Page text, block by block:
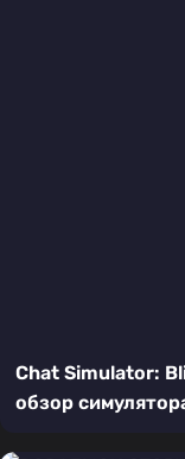
Chat Simulator:
обзор